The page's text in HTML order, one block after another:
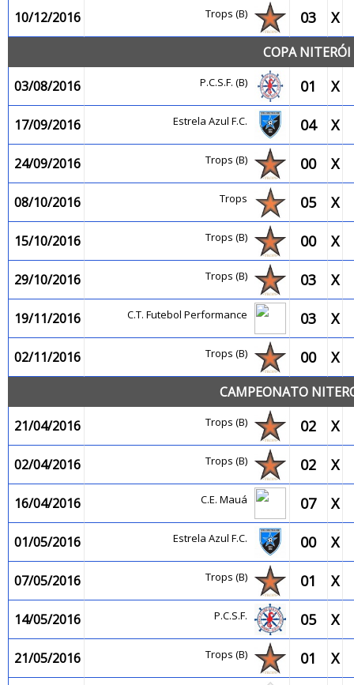
10/12/2016 Trops (B) 03 X
COPA
03/08/2016
P.C.S.F. (B) 01 X
17/09/2016 Estrela Azul F.C. 04 X
24/09/2016 Trops (B) 00 X
08/10/2016 Trops 05 X
15/10/2016 Trops (B) 00 X
29/10/2016 Trops (B) 03 X
19/11/2016 C.T. Futebol Performance 03 X
02/11/2016 Trops (B) 00 X
CAMPEONATO
21/04/2016
Trops (B) 02 X
02/04/2016 Trops (B) 02 X
16/04/2016 C.E. Mauá 07 X
01/05/2016 Estrela Azul F.C. 00 X
07/05/2016 Trops (B) 01 X
14/05/2016 P.C.S.F. 05 X
21/05/2016 Trops (B) 01 X